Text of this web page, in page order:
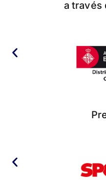
a través